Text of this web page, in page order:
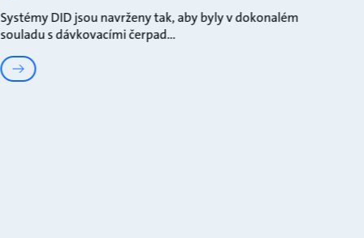
Systémy DID jsou navrženy tak, aby byly v dokonalém
souladu s dávkovacími čerpad